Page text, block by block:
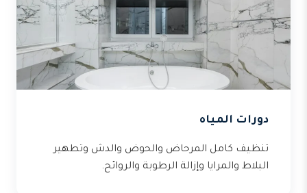
دورات المياه
تنظيف كامل المرحاض والحوض والدش وتطهير
البلاط والمرايا وإزالة الرطوبة والروائح.